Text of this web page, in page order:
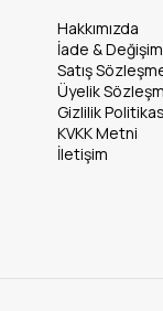
Hakkımızda
İade &
Satış
Üyelik
Gizlilik
KVKK Metni
İletişim